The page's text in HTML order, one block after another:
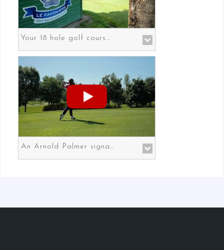
Your 18 hole golf course in Prato the gateway to Florence
An Arnold Palmer signature course in Prato the gateway to Florence